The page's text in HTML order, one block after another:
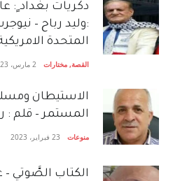
دكريات بغداد ٍ:
:وليد رباح –
المتحدة
القصة, مختارات 2 مارس، 2023
الاستيطان
المستمر – قلم :
منوعات 23 فبراير، 2023
الكتاب الصَّوتي